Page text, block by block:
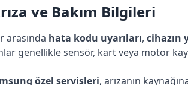
ve Bakım Bilgileri
arasında hata kodu uyarıları, cihazın
genellikle sensör, kart veya motor
özel servisleri, arızanın